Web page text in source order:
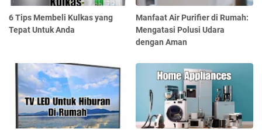
6 Tips Membeli Kulkas yang
Tepat Untuk Anda
Manfaat Air Purifier di Rumah:
Mengatasi Polusi Udara
dengan Aman